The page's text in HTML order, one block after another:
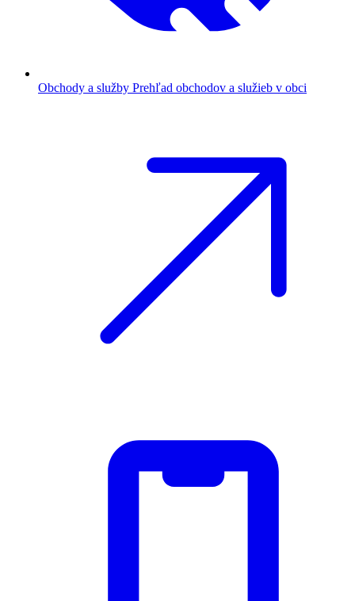
Obchody a služby Prehľad obchodov a služieb v obci